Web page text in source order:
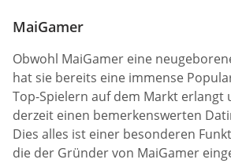
MaiGamer
Obwohl MaiGamer eine
hat sie bereits eine immense
Top-Spielern auf dem Markt
derzeit einen bemerkenswerten
Dies alles ist einer besonderen
die der Gründer von MaiGamer